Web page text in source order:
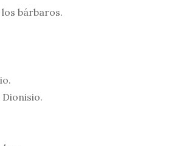
bárbaros.
Dionisio.